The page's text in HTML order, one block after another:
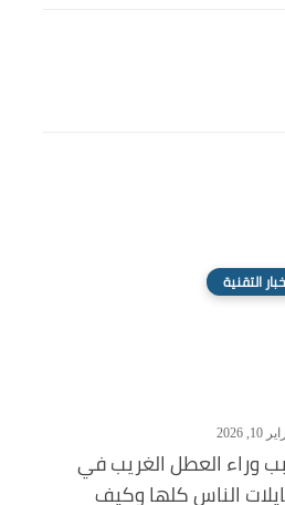
التقنية
10, 2026
وراء العطل الغريب في
الناس كلها وكيف